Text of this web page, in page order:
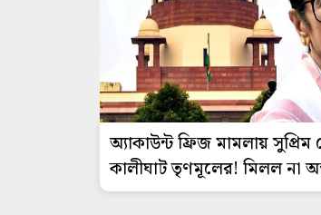
অ্যাকাউন্ট ফ্রিজ মামলায় সুপ্রিম
কালীঘাট তৃণমূলের! মিলল না